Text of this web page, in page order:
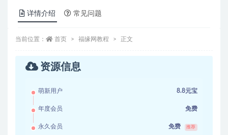
详情介绍 常见问题
当前位置： 首页 福缘网教程 正文
资源信息
萌新用户 8.8元宝
年度会员 免费
永久会员 免费 推荐